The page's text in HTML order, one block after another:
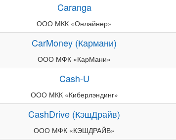
Caranga
ООО МКК «Онлайнер»
CarMoney (Кармани)
ООО МФК «КарМани»
Cash-U
ООО МКК «Киберлэндинг»
CashDrive (КэшДрайв)
ООО МФК «КЭШДРАЙВ»